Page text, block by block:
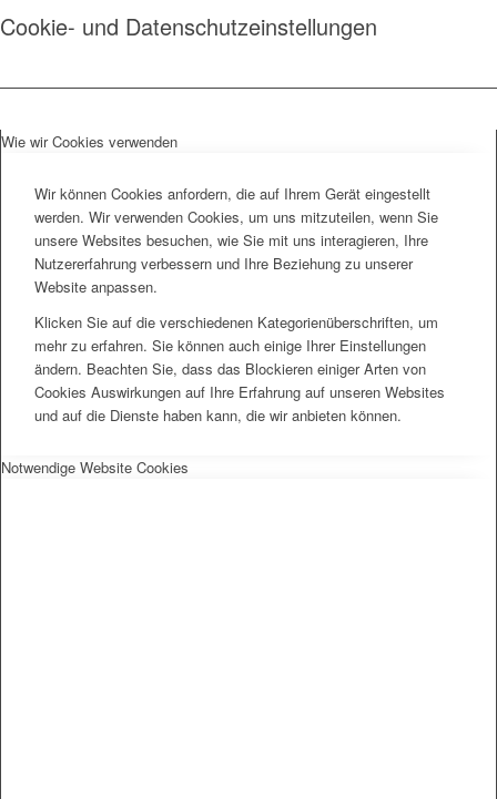
Cookie- und Datenschutzeinstellungen
Wie wir Cookies verwenden
Wir können Cookies anfordern, die auf Ihrem Gerät eingestellt
werden. Wir verwenden Cookies, um uns mitzuteilen, wenn Sie
unsere Websites besuchen, wie Sie mit uns interagieren, Ihre
Nutzererfahrung verbessern und Ihre Beziehung zu unserer
Website anpassen.
Klicken Sie auf die verschiedenen Kategorienüberschriften, um
mehr zu erfahren. Sie können auch einige Ihrer Einstellungen
ändern. Beachten Sie, dass das Blockieren einiger Arten von
Cookies Auswirkungen auf Ihre Erfahrung auf unseren Websites
und auf die Dienste haben kann, die wir anbieten können.
Notwendige Website Cookies